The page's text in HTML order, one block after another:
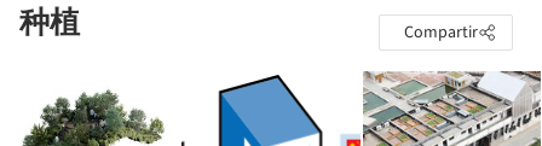
种植 Compartir